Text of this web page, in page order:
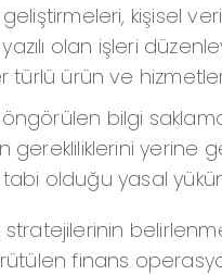
kişisel
olan işleri
türlü ürün ve
bilgi
gerekliliklerini yerine
tabi olduğu yasal
stratejilerinin
finans